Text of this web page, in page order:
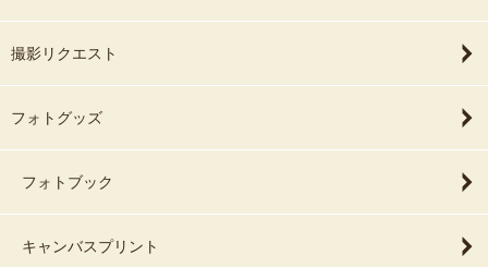
撮影リクエスト
フォトグッズ
フォトブック
キャンバスプリント